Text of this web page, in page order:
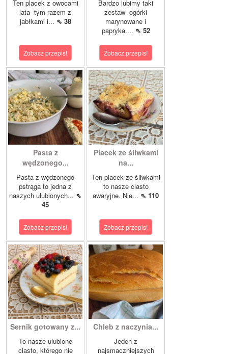
Ten placek z owocami
lata- tym razem z
jabłkami i... ⇖ 38
Zobacz przepis!
Bardzo lubimy taki
zestaw -ogórki
marynowane i
papryka.... ⇖ 52
Zobacz przepis!
Pasta z
wędzonego...
Pasta z wędzonego
pstrąga to jedna z
naszych ulubionych... ⇖
45
Zobacz przepis!
Placek ze śliwkami
na...
Ten placek ze śliwkami
to nasze ciasto
awaryjne. Nie... ⇖ 110
Zobacz przepis!
Sernik gotowany z...
To nasze ulubione
ciasto, którego nie
Chleb z naczynia...
Jeden z
najsmaczniejszych